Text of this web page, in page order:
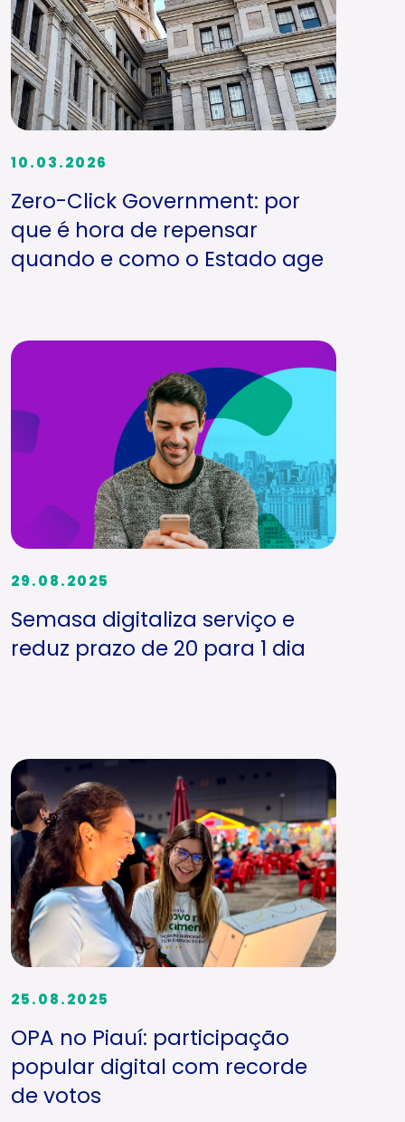
10.03.2026
Zero-Click Government: por
que é hora de repensar
quando e como o Estado age
29.08.2025
Semasa digitaliza serviço e
reduz prazo de 20 para 1 dia
25.08.2025
OPA no Piauí: participação
popular digital com recorde
de votos